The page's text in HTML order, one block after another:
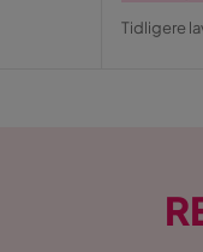
Pris
Tidligere